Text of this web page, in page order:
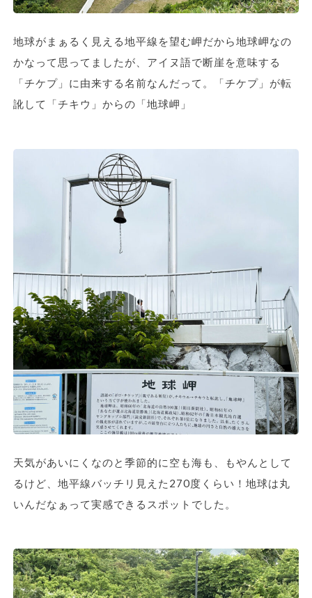
地球がまぁるく見える地平線を望む岬だから地球岬なの
かなって思ってましたが、アイヌ語で断崖を意味する
「チケプ」に由来する名前なんだって。「チケプ」が転
訛して「チキウ」からの「地球岬」
天気があいにくなのと季節的に空も海も、もやんとして
るけど、地平線バッチリ見えた270度くらい！地球は丸
いんだなぁって実感できるスポットでした。